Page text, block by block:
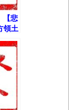
悲
領土
か
・マ
を実
ス